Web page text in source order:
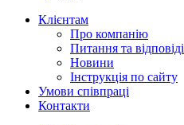
Клієнтам
Про компанію
Питання та відповіді
Новини
Інструкція по сайту
Умови співпраці
Контакти